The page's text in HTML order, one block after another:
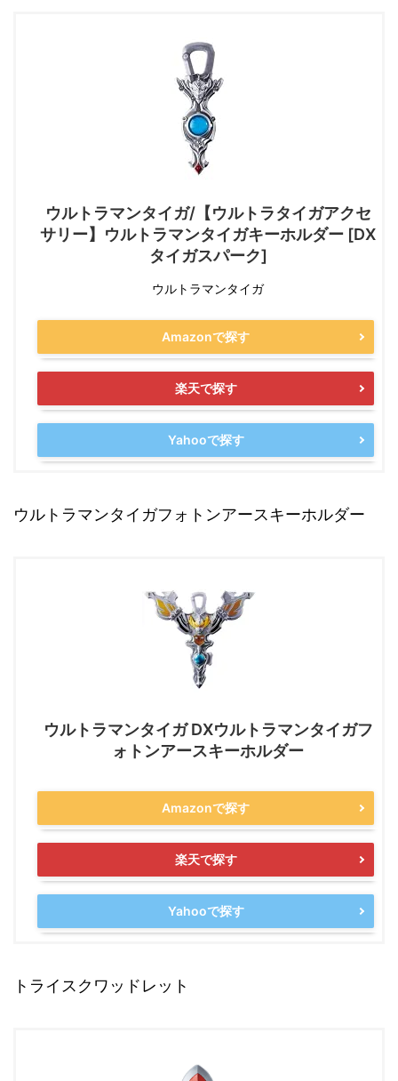
ウルトラマンタイガ/【ウルトラタイガアクセ
サリー】ウルトラマンタイガキーホルダー [DX
タイガスパーク]
ウルトラマンタイガ
Amazonで探す
楽天で探す
Yahooで探す
ウルトラマンタイガフォトンアースキーホルダー
ウルトラマンタイガ DXウルトラマンタイガフ
ォトンアースキーホルダー
Amazonで探す
楽天で探す
Yahooで探す
トライスクワッドレット